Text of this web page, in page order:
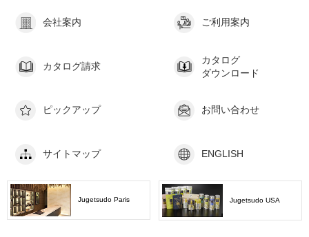
会社案内 ご利用案内
カタログ請求
カタログ
ダウンロード
ピックアップ お問い合わせ
サイトマップ ENGLISH
Jugetsudo Paris Jugetsudo USA